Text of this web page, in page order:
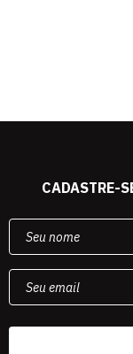
CADASTRE-